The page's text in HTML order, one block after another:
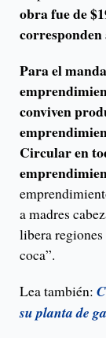
obra fue de
Para el
conviven
Circular en
a madres
libera
coca”.
Lea también:
su planta de